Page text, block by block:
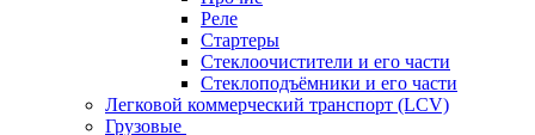
Реле
Стартеры
Стеклоочистители и его части
Стеклоподъёмники и его части
Легковой коммерческий транспорт (LCV)
Грузовые